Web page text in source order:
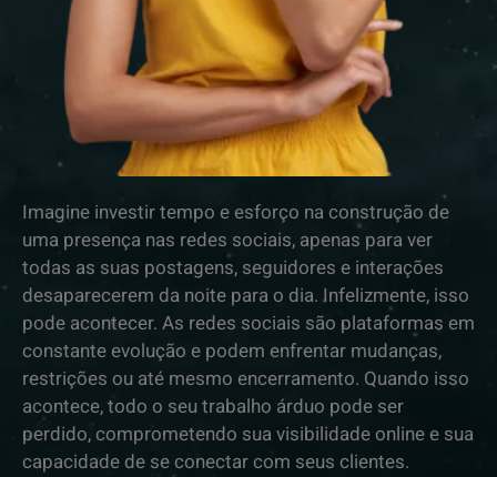
Imagine investir tempo e esforço na construção de
uma presença nas redes sociais, apenas para ver
todas as suas postagens, seguidores e interações
desaparecerem da noite para o dia. Infelizmente, isso
pode acontecer. As redes sociais são plataformas em
constante evolução e podem enfrentar mudanças,
restrições ou até mesmo encerramento. Quando isso
acontece, todo o seu trabalho árduo pode ser
perdido, comprometendo sua visibilidade online e sua
capacidade de se conectar com seus clientes.